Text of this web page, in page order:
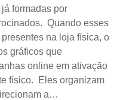
formadas por
Quando esses
na loja física, o
gráficos que
online em ativação
físico. Eles organizam
a…